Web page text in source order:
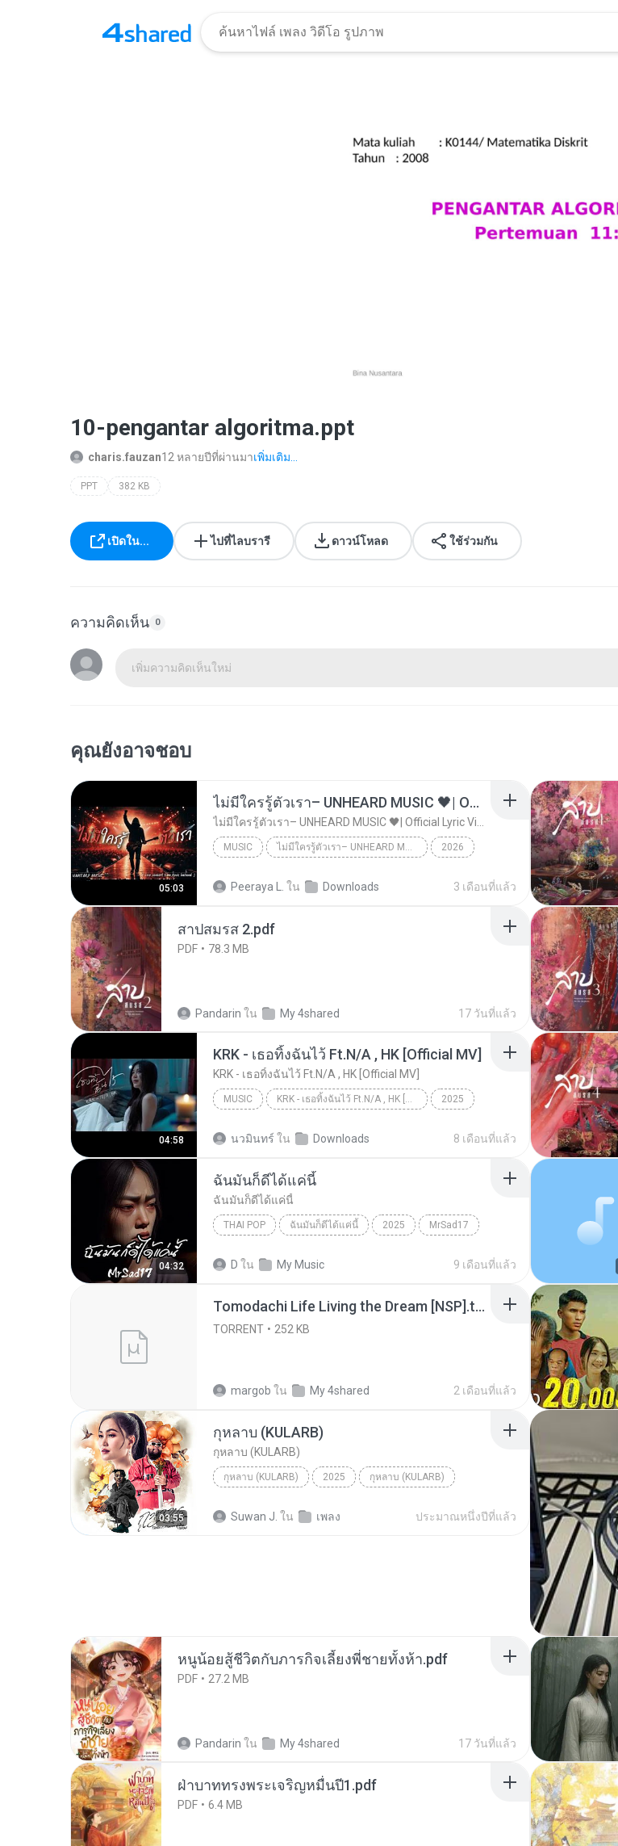
10-pengantar algoritma.ppt
charis.fauzan12 หลายปีที่ผ่านมาเพิ่มเติม...
PPT 382 KB
เปิดใน... ไปที่ไลบรารี ดาวน์โหลด ใช้ร่วมกัน
ความคิดเห็น 0
เพิ่มความคิดเห็นใหม่
คุณยังอาจชอบ
05:03
ไม่มีใครรู้ตัวเรา– UNHEARD MUSIC 🖤| Official Lyric Video | เพลงสู้ชีวิต
MUSIC ไม่มีใครรู้ตัวเรา– UNHEARD MUSIC 🖤| Official Lyric Video | เพลงสู้ชีวิต 2026
Peeraya L. ใน Downloads 3 เดือนที่แล้ว
สาปสมรส 2.pdf
PDF 78.3 MB
Pandarin ใน My 4shared 17 วันที่แล้ว
04:58
KRK - เธอทิ้งฉันไว้ Ft.N/A , HK [Official MV]
KRK - เธอทิ้งฉันไว้ Ft.N/A , HK [Official MV]
MUSIC KRK - เธอทิ้งฉันไว้ Ft.N/A , HK [Official MV] 2025
นวมินทร์ ใน Downloads 8 เดือนที่แล้ว
04:32
ฉันมันก็ดีได้แค่นี้
ฉันมันก็ดีได้แค่นี้
THAI POP ฉันมันก็ดีได้แค่นี้ 2025 MrSad17
D ใน My Music 9 เดือนที่แล้ว
Tomodachi Life Living the Dream [NSP].torrent
TORRENT 252 KB
margob ใน My 4shared 2 เดือนที่แล้ว
03:55
กุหลาบ (KULARB)
กุหลาบ (KULARB)
กุหลาบ (KULARB) 2025 กุหลาบ (KULARB)
Suwan J. ใน เพลง ประมาณหนึ่งปีที่แล้ว
หนูน้อยสู้ชีวิตกับภารกิจเลี้ยงพี่ชายทั้งห้า.pdf
PDF 27.2 MB
Pandarin ใน My 4shared 17 วันที่แล้ว
ฝ่าบาททรงพระเจริญหมื่นปี1.pdf
PDF 6.4 MB